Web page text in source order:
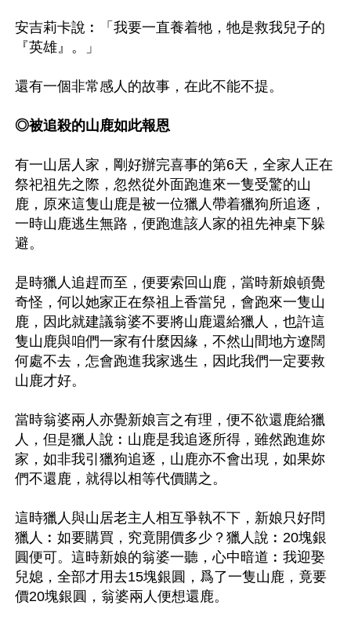
安吉莉卡說︰「我要一直養着牠，牠是救我兒子的
『英雄』。」
還有一個非常感人的故事，在此不能不提。
◎被追殺的山鹿如此報恩
有一山居人家，剛好辦完喜事的第6天，全家人正在
祭祀祖先之際，忽然從外面跑進來一隻受驚的山
鹿，原來這隻山鹿是被一位獵人帶着獵狗所追逐，
一時山鹿逃生無路，便跑進該人家的祖先神桌下躲
避。
是時獵人追趕而至，便要索回山鹿，當時新娘頓覺
奇怪，何以她家正在祭祖上香當兒，會跑來一隻山
鹿，因此就建議翁婆不要將山鹿還給獵人，也許這
隻山鹿與咱們一家有什麼因緣，不然山間地方遼闊
何處不去，怎會跑進我家逃生，因此我們一定要救
山鹿才好。
當時翁婆兩人亦覺新娘言之有理，便不欲還鹿給獵
人，但是獵人說︰山鹿是我追逐所得，雖然跑進妳
家，如非我引獵狗追逐，山鹿亦不會出現，如果妳
們不還鹿，就得以相等代價購之。
這時獵人與山居老主人相互爭執不下，新娘只好問
獵人︰如要購買，究竟開價多少？獵人說︰20塊銀
圓便可。這時新娘的翁婆一聽，心中暗道︰我迎娶
兒媳，全部才用去15塊銀圓，爲了一隻山鹿，竟要
價20塊銀圓，翁婆兩人便想還鹿。